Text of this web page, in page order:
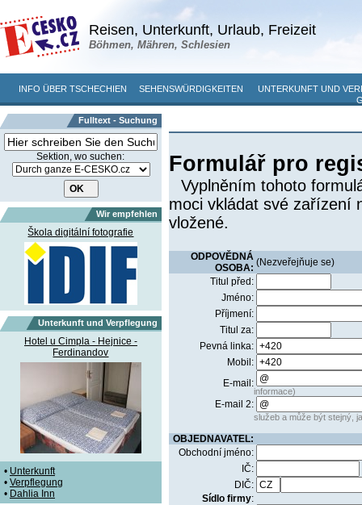
Reisen, Unterkunft, Urlaub, Freizeit
Böhmen, Mähren, Schlesien
INFO ÜBER TSCHECHIEN SEHENSWÜRDIGKEITEN
UNTERKUNFT UND
Fulltext - Suchung
Sektion, wo suchen:
Wir empfehlen
Škola digitální fotografie
Unterkunft und Verpflegung
Hotel u Cimpla - Hejnice -
Ferdinandov
• Unterkunft
• Verpflegung
• Dahlia Inn
Formulář pro
Vyplněním tohoto
moci vkládat své zařízení
vložené.
ODPOVĚDNÁ
OSOBA: (Nezveřejňuje se)
Titul před:
Jméno:
Příjmení:
Titul za:
Pevná linka:
Mobil:
E-mail:
informace)
E-mail 2:
služeb a může být stejný,
OBJEDNAVATEL:
Obchodní jméno:
IČ:
DIČ:
Sídlo firmy: